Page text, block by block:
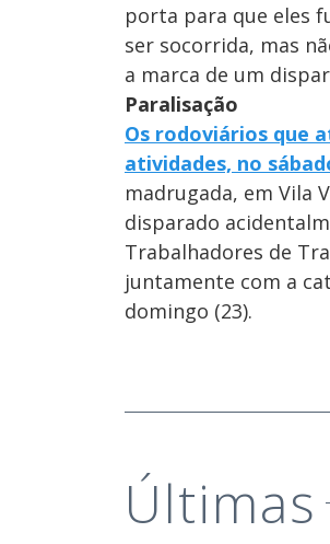
porta para que eles
ser socorrida, mas
a marca de um
Paralisação
Os rodoviários que
atividades, no
madrugada, em Vila
disparado
Trabalhadores de
juntamente com a
domingo (23).
Últimas